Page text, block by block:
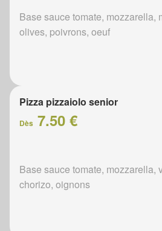
Base sauce tomate, mozzarella,
olives, poivrons, oeuf
Pizza pizzaiolo senior
Dès 7.50 €
Base sauce tomate, mozzarella,
chorizo, oignons